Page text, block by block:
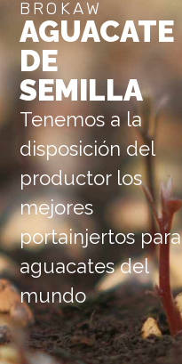
BROKAW
AGUACATE
DE
SEMILLA
Tenemos a la
disposición del
productor los
mejores
portainjertos para
aguacates del
mundo